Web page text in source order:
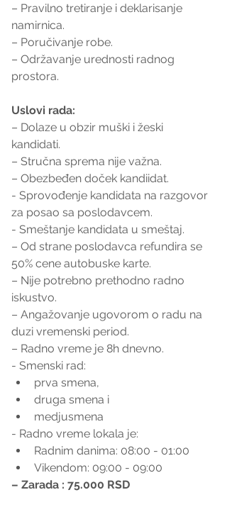
– Pravilno tretiranje i deklarisanje
namirnica.
– Poručivanje robe.
– Održavanje urednosti radnog
prostora.
Uslovi rada:
– Dolaze u obzir muški i žeski
kandidati.
– Stručna sprema nije važna.
– Obezbeđen doček kandiidat.
- Sprovođenje kandidata na razgovor
za posao sa poslodavcem.
- Smeštanje kandidata u smeštaj.
– Od strane poslodavca refundira se
50% cene autobuske karte.
– Nije potrebno prethodno radno
iskustvo.
– Angažovanje ugovorom o radu na
duzi vremenski period.
– Radno vreme je 8h dnevno.
- Smenski rad:
prva smena,
druga smena i
medjusmena
- Radno vreme lokala je:
Radnim danima: 08:00 - 01:00
Vikendom: 09:00 - 09:00
– Zarada : 75.000 RSD